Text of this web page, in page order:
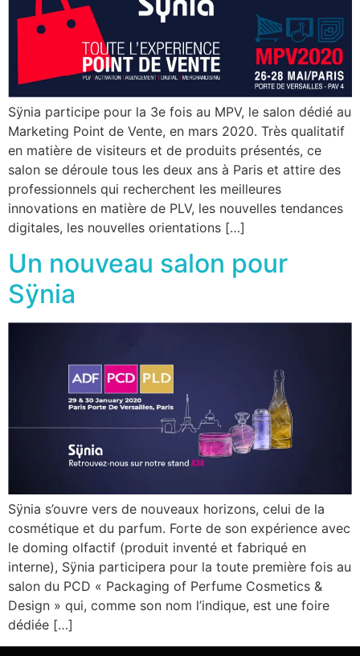
Sÿnia participe pour la 3e fois au MPV, le salon dédié au
Marketing Point de Vente, en mars 2020. Très qualitatif
en matière de visiteurs et de produits présentés, ce
salon se déroule tous les deux ans à Paris et attire des
professionnels qui recherchent les meilleures
innovations en matière de PLV, les nouvelles tendances
digitales, les nouvelles orientations […]
Un nouveau salon pour
Sÿnia
Sÿnia s’ouvre vers de nouveaux horizons, celui de la
cosmétique et du parfum. Forte de son expérience avec
le doming olfactif (produit inventé et fabriqué en
interne), Sÿnia participera pour la toute première fois au
salon du PCD « Packaging of Perfume Cosmetics &
Design » qui, comme son nom l’indique, est une foire
dédiée […]